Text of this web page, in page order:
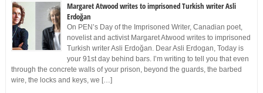
Margaret Atwood writes to imprisoned Turkish writer Asli
Erdoğan
On PEN’s Day of the Imprisoned Writer, Canadian poet,
novelist and activist Margaret Atwood writes to imprisoned
Turkish writer Asli Erdoğan. Dear Asli Erdogan, Today is
your 91st day behind bars. I’m writing to tell you that even
through the concrete walls of your prison, beyond the guards, the barbed
wire, the locks and keys, we […]